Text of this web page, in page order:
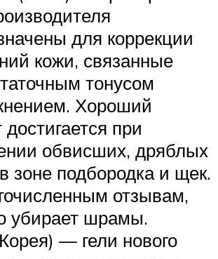
для коррекции
кожи, связанные
тонусом
Хороший
при
обвисших, дряблых
зоне подбородка и щек.
отзывам,
убирает шрамы.
— гели нового